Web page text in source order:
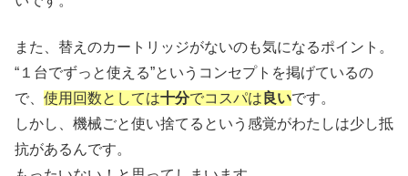
また、替えのカートリッジがないのも気になるポイント。
“１台でずっと使える”というコンセプトを掲げているの
で、 使用回数としては十分でコスパは 良いです。
しかし、機械ごと使い捨てるという感覚がわたしは少し抵
抗があるんです。